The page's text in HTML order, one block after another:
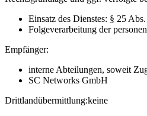
Einsatz des Dienstes: § 25
Folgeverarbeitung der
Empfänger:
interne Abteilungen, soweit
SC Networks GmbH
Drittlandübermittlung:keine